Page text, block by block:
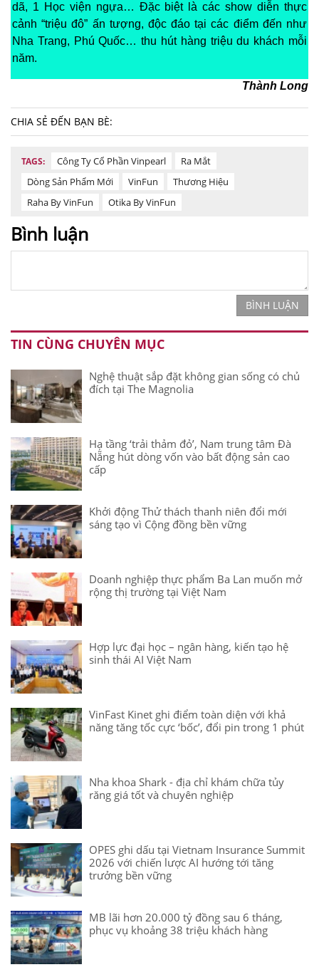
dã, 1 Học viện ngựa… Đặc biệt là các show diễn thực
cảnh “triệu đô” ấn tượng, độc đáo tại các điểm đến như
Nha Trang, Phú Quốc… thu hút hàng triệu du khách mỗi
năm.
Thành Long
CHIA SẺ ĐẾN BẠN BÈ:
TAGS: Công Ty Cổ Phần Vinpearl
Ra Mắt
Dòng Sản Phẩm Mới
VinFun
Thương Hiệu
Raha By VinFun
Otika By VinFun
Bình luận
BÌNH LUẬN
TIN CÙNG CHUYÊN MỤC
Nghệ thuật sắp đặt không gian sống có chủ
đích tại The Magnolia
Hạ tầng ‘trải thảm đỏ’, Nam trung tâm Đà
Nẵng hút dòng vốn vào bất động sản cao
cấp
Khởi động Thử thách thanh niên đổi mới
sáng tạo vì Cộng đồng bền vững
Doanh nghiệp thực phẩm Ba Lan muốn mở
rộng thị trường tại Việt Nam
Hợp lực đại học – ngân hàng, kiến tạo hệ
sinh thái AI Việt Nam
VinFast Kinet ghi điểm toàn diện với khả
năng tăng tốc cực ‘bốc’, đổi pin trong 1 phút
Nha khoa Shark - địa chỉ khám chữa tủy
răng giá tốt và chuyên nghiệp
OPES ghi dấu tại Vietnam Insurance Summit
2026 với chiến lược AI hướng tới tăng
trưởng bền vững
MB lãi hơn 20.000 tỷ đồng sau 6 tháng,
phục vụ khoảng 38 triệu khách hàng